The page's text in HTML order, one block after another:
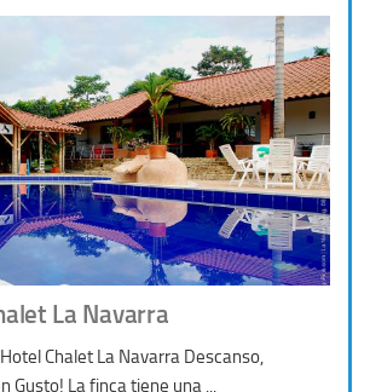
La Navarra
Chalet La Navarra Descanso,
Gusto! La finca tiene una ...